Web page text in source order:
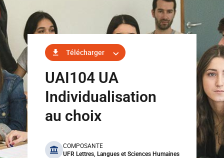
Télécharger
UAI104 UA
Individualisation
au choix
benefits
COMPOSANTE
UFR Lettres, Langues et Sciences Humaines